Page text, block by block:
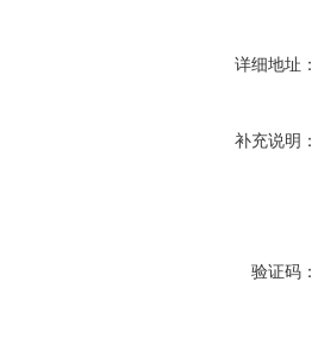
详细地址：
补充说明：
验证码：